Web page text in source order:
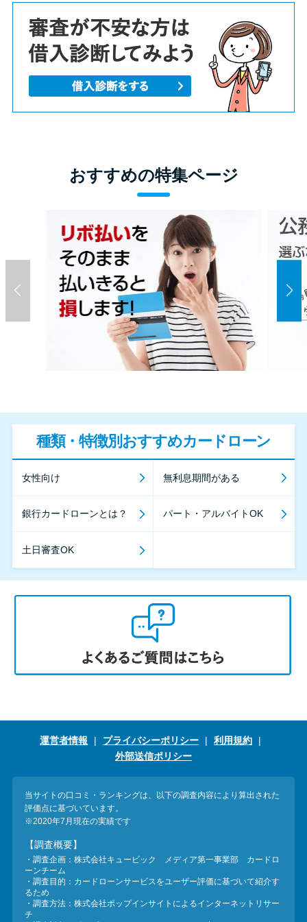
おすすめの特集ページ
種類・特徴別おすすめカードローン
女性向け 無利息期間がある
銀行カードローンとは？ パート・アルバイトOK
土日審査OK
運営者情報 プライバシーポリシー
利用規約
外部送信ポリシー
当サイトの口コミ・ランキングは、以下の調査内容により算出された
評価点に基づいています。
※2020年7月現在の実績です
【調査概要】
・調査企画：株式会社キュービック メディア第一事業部 カードロ
ーンチーム
・調査目的：カードローンサービスをユーザー評価に基づいて紹介す
るため
・調査方法：株式会社ポップインサイトによるインターネットリサー
チ